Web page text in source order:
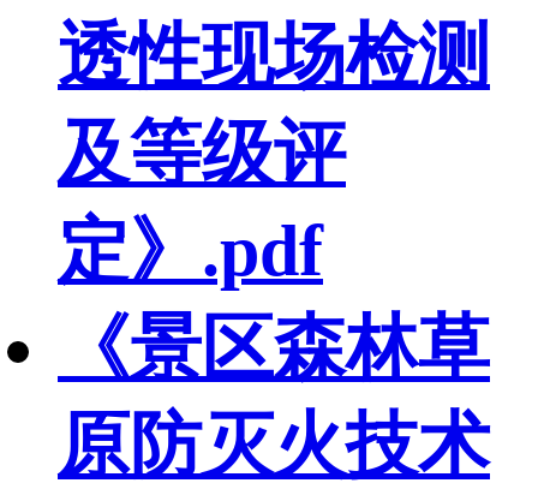
透性现场检测
及等级评
定》.pdf
《景区森林草
原防灭火技术